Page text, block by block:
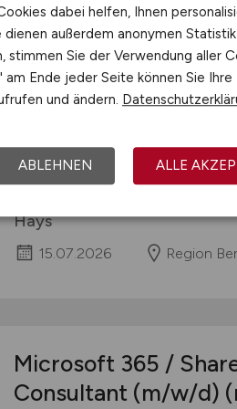
HR Consultant
Über das Unternehmen
Steuerung und Umsetzung von
von FehlzeitenBeratung und
Hays
15.07.2026 Region
Microsoft 365 /
Consultant (m/w/d)
dabei helfen, Ihnen
außerdem anonymen
stimmen Sie der Verwendung aller
Ende jeder Seite können Sie Ihre
und ändern.
ABLEHNEN ALLE